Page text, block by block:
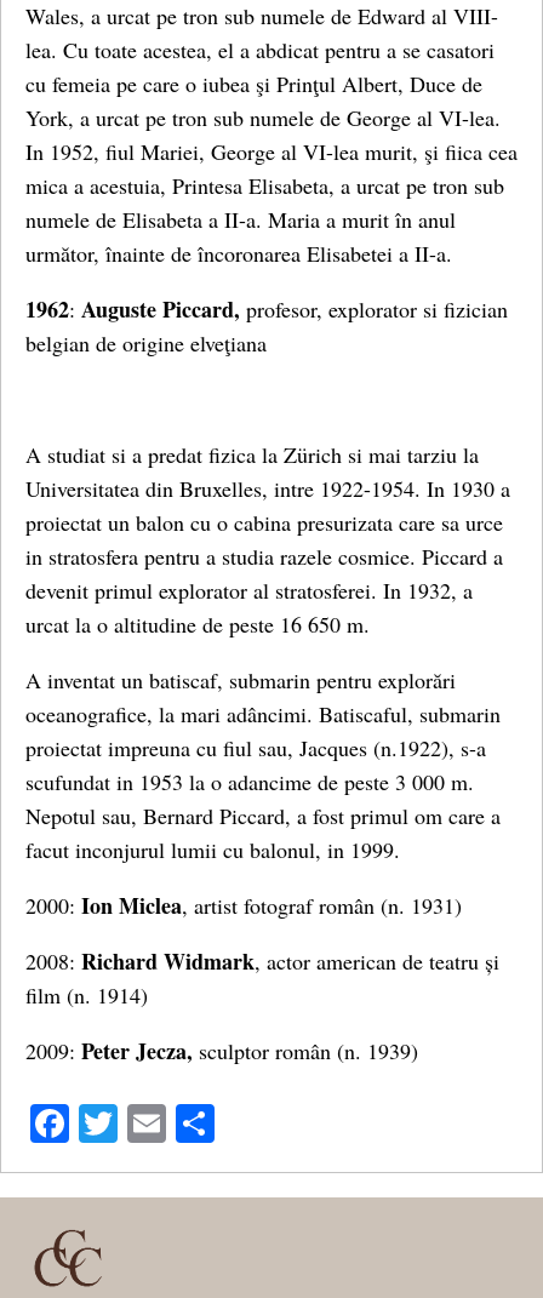
Wales, a urcat pe tron sub numele de Edward al VIII-
lea. Cu toate acestea, el a abdicat pentru a se casatori
cu femeia pe care o iubea şi Prinţul Albert, Duce de
York, a urcat pe tron sub numele de George al VI-lea.
In 1952, fiul Mariei, George al VI-lea murit, şi fiica cea
mica a acestuia, Printesa Elisabeta, a urcat pe tron sub
numele de Elisabeta a II-a. Maria a murit în anul
următor, înainte de încoronarea Elisabetei a II-a.
1962: Auguste Piccard, profesor, explorator si fizician
belgian de origine elveţiana
A studiat si a predat fizica la Zürich si mai tarziu la
Universitatea din Bruxelles, intre 1922-1954. In 1930 a
proiectat un balon cu o cabina presurizata care sa urce
in stratosfera pentru a studia razele cosmice. Piccard a
devenit primul explorator al stratosferei. In 1932, a
urcat la o altitudine de peste 16 650 m.
A inventat un batiscaf, submarin pentru explorări
oceanografice, la mari adâncimi. Batiscaful, submarin
proiectat impreuna cu fiul sau, Jacques (n.1922), s-a
scufundat in 1953 la o adancime de peste 3 000 m.
Nepotul sau, Bernard Piccard, a fost primul om care a
facut inconjurul lumii cu balonul, in 1999.
2000: Ion Miclea, artist fotograf român (n. 1931)
2008: Richard Widmark, actor american de teatru și
film (n. 1914)
2009: Peter Jecza, sculptor român (n. 1939)
Facebook
Twitter
Email